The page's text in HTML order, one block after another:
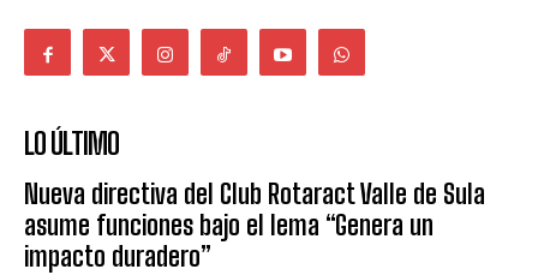
LO ÚLTIMO
Nueva directiva del Club Rotaract Valle de Sula
asume funciones bajo el lema “Genera un
impacto duradero”